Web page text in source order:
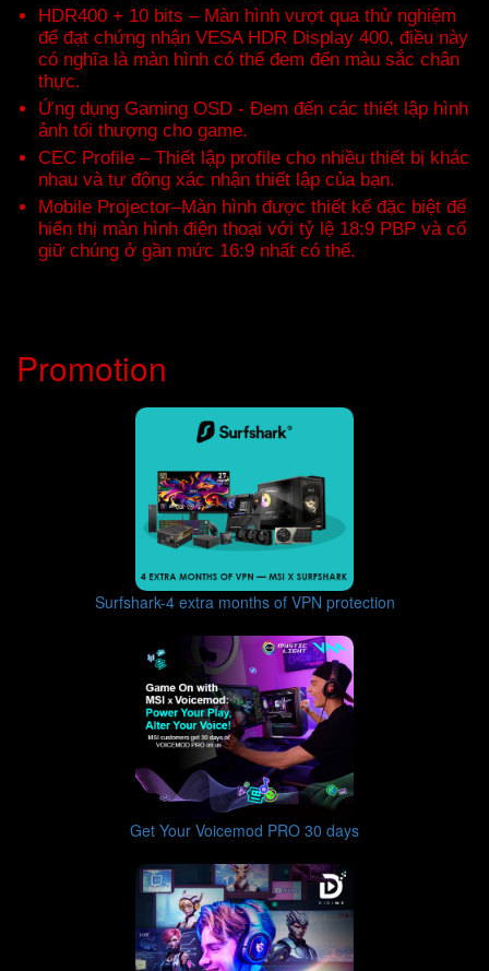
HDR400 + 10 bits – Màn hình vượt qua thử nghiệm
để đạt chứng nhận VESA HDR Display 400, điều này
có nghĩa là màn hình có thể đem đến màu sắc chân
thực.
Ứng dụng Gaming OSD - Đem đến các thiết lập hình
ảnh tối thượng cho game.
CEC Profile – Thiết lập profile cho nhiều thiết bị khác
nhau và tự động xác nhận thiết lập của bạn.
Mobile Projector–Màn hình được thiết kế đặc biệt để
hiển thị màn hình điện thoại với tỷ lệ 18:9 PBP và cố
giữ chúng ở gần mức 16:9 nhất có thể.
Promotion
Surfshark-4 extra months of VPN protection
Get Your Voicemod PRO 30 days